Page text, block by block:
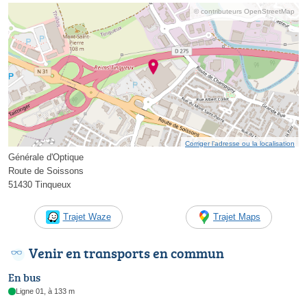
© contributeurs OpenStreetMap
Corriger l’adresse ou la localisation
Générale d'Optique
Route de Soissons
51430 Tinqueux
Trajet Waze Trajet Maps
Venir en transports en commun
En bus
Ligne 01, à 133 m